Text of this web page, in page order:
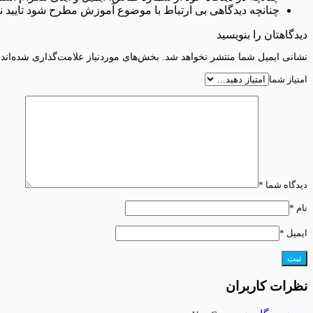
چنانچه دیدگاهی بی ارتباط با موضوع آموزش مطرح شود تایید
دیدگاهتان را بنویسید
نشانی ایمیل شما منتشر نخواهد شد. بخش‌های موردنیاز علامت‌گذاری شده‌اند
امتیاز شما
دیدگاه شما *
نام *
ایمیل *
نظرات کاربران